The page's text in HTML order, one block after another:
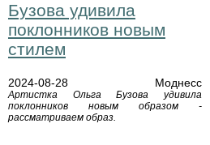
Бузова удивила
поклонников новым
стилем
2024-08-28 Моднесс
Артистка Ольга Бузова удивила
поклонников новым образом -
рассматриваем образ.